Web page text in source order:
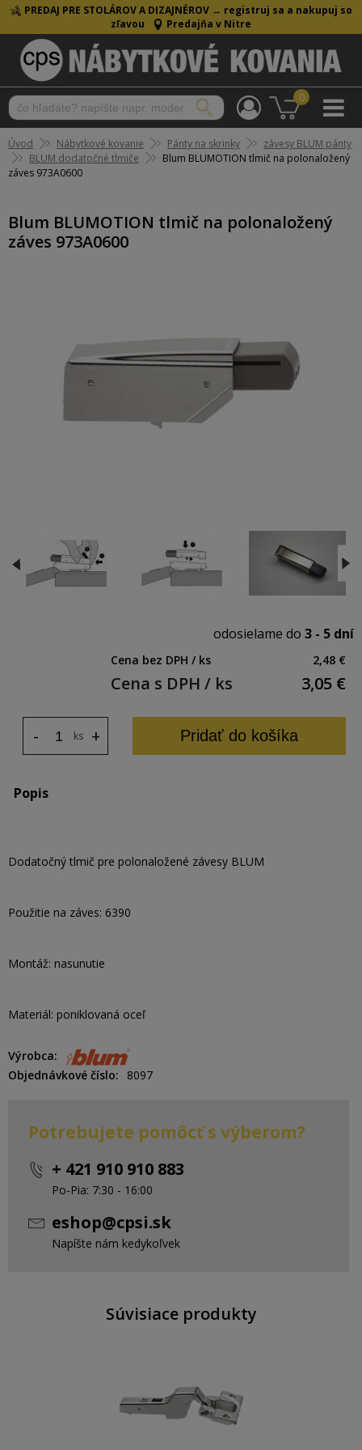
PREDAJ PRE STOLÁROV A DIZAJNÉROV → registruj sa a nakupuj so
zľavou
Predajňa v Nitre
0
Úvod Nábytkové kovanie Pánty na skrinky
závesy BLUM pánty
BLUM dodatočné tlmiče
Blum BLUMOTION tlmič na polonaložený
záves 973A0600
Blum BLUMOTION tlmič na polonaložený
záves 973A0600
odosielame do 3 - 5 dní
Cena bez DPH / ks 2,48 €
Cena s DPH / ks 3,05 €
ks +
- Pridať do košíka
Popis
Dodatočný tlmič pre polonaložené závesy BLUM
Použitie na záves: 6390
Montáž: nasunutie
Materiál: poniklovaná oceľ
Výrobca
Objednávkové číslo
8097
Potrebujete pomôcť s výberom?
+ 421 910 910 883
Po-Pia: 7:30 - 16:00
eshop@cpsi.sk
Napíšte nám kedykoľvek
Súvisiace produkty